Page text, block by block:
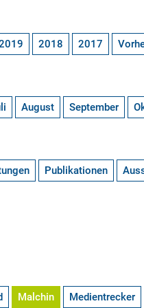
2018 2017
August September
Publikationen
Malchin Medientrecker